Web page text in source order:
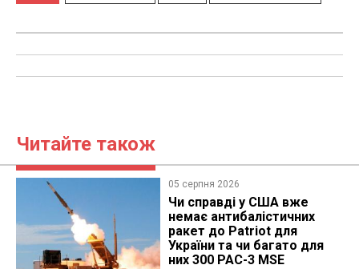
Читайте також
05 серпня 2026
Чи справді у США вже
немає антибалістичних
ракет до Patriot для
України та чи багато для
них 300 PAC-3 MSE